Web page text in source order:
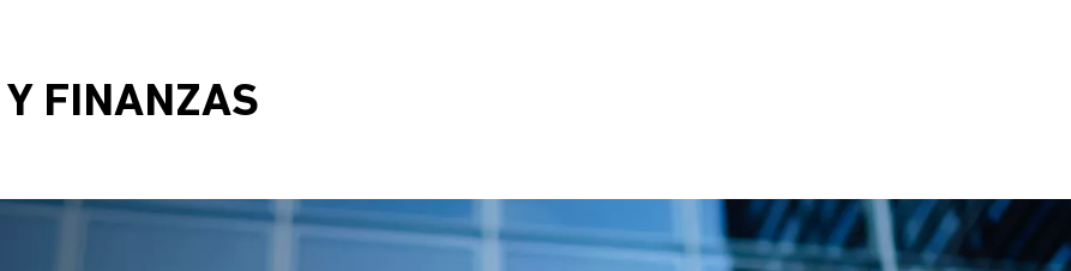
FINANZAS